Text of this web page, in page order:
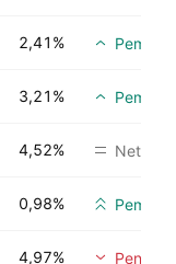
2,41%
3,21%
4,52% Netral
0,98%
4,97%